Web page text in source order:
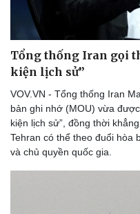
Tổng thống Iran gọi
kiện lịch sử”
VOV.VN - Tổng thống Iran
bản ghi nhớ (MOU) vừa
kiện lịch sử”, đồng thời
Tehran có thể theo đuổi hòa
và chủ quyền quốc gia.